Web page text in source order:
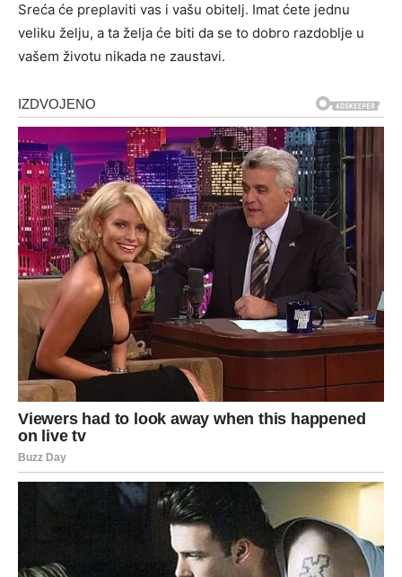
Sreća će preplaviti vas i vašu obitelj. Imat ćete jednu
veliku želju, a ta želja će biti da se to dobro razdoblje u
vašem životu nikada ne zaustavi.